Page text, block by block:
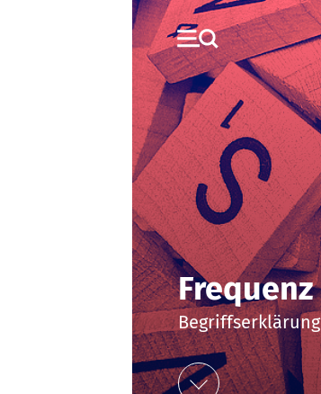
Frequenz
Begriffserklärung